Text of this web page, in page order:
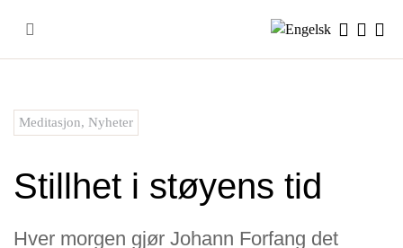
content
Meditasjon, Nyheter
Stillhet i støyens tid
Hver morgen gjør Johann Forfang det